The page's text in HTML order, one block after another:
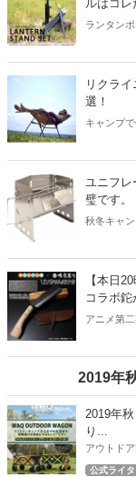
ルはコレ
ランタン
が。 あれ
躍するコ
リクラ
選！
キャンプ
きる椅子
ェアは最
ユニフレ
璧です。
秋冬キャ
けるソロ
ソロキャ
【本日
コラボ鉈
アニメ第
人気爆発
性もバッ
クをしっ
2019年
2019年
り...
アウトド
てますね
公式ライ